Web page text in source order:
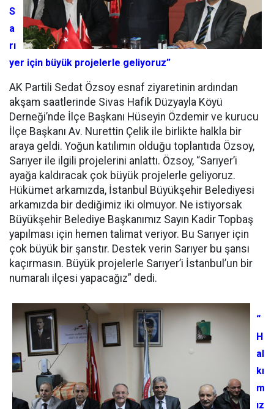
S
a
rı
yer için büyük projelerle geliyoruz”
AK Partili Sedat Özsoy esnaf ziyaretinin ardından
akşam saatlerinde Sivas Hafik Düzyayla Köyü
Derneği’nde İlçe Başkanı Hüseyin Özdemir ve kurucu
İlçe Başkanı Av. Nurettin Çelik ile birlikte halkla bir
araya geldi. Yoğun katılımın olduğu toplantıda Özsoy,
Sarıyer ile ilgili projelerini anlattı. Özsoy, “Sarıyer’i
ayağa kaldıracak çok büyük projelerle geliyoruz.
Hükümet arkamızda, İstanbul Büyükşehir Belediyesi
arkamızda bir dediğimiz iki olmuyor. Ne istiyorsak
Büyükşehir Belediye Başkanımız Sayın Kadir Topbaş
yapılması için hemen talimat veriyor. Bu Sarıyer için
çok büyük bir şanstır. Destek verin Sarıyer bu şansı
kaçırmasın. Büyük projelerle Sarıyer’i İstanbul’un bir
numaralı ilçesi yapacağız” dedi.
“
H
al
kı
m
ız